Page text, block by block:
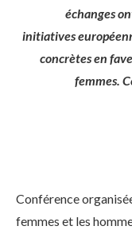
échanges
initiatives
concrètes en
femmes.
Conférence
femmes et les